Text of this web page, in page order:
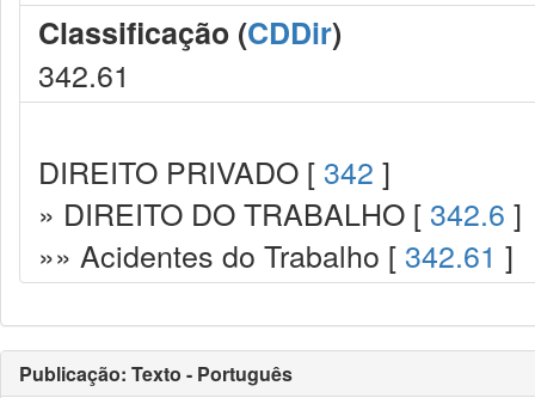
Classificação (CDDir)
342.61
DIREITO PRIVADO [ 342 ]
» DIREITO DO TRABALHO [ 342.6 ]
»» Acidentes do Trabalho [ 342.61 ]
Publicação: Texto - Português